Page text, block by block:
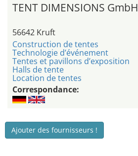
TENT DIMENSIONS GmbH
56642 Kruft
Construction de tentes
Technologie d’événement
Tentes et pavillons d’exposition
Halls de tente
Location de tentes
Correspondance:
Ajouter des fournisseurs !